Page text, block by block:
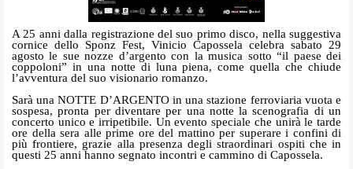
A 25 anni dalla registrazione del suo primo disco, nella suggestiva
cornice dello Sponz Fest, Vinicio Capossela celebra sabato 29
agosto le sue nozze d’argento con la musica sotto “il paese dei
coppoloni” in una notte di luna piena, come quella che chiude
l’avventura del suo visionario romanzo.
Sarà una NOTTE D’ARGENTO in una stazione ferroviaria vuota e
sospesa, pronta per diventare per una notte la scenografia di un
concerto unico e irripetibile. Un evento speciale che unirà le tarde
ore della sera alle prime ore del mattino per superare i confini di
più frontiere, grazie alla presenza degli straordinari ospiti che in
questi 25 anni hanno segnato incontri e cammino di Capossela.